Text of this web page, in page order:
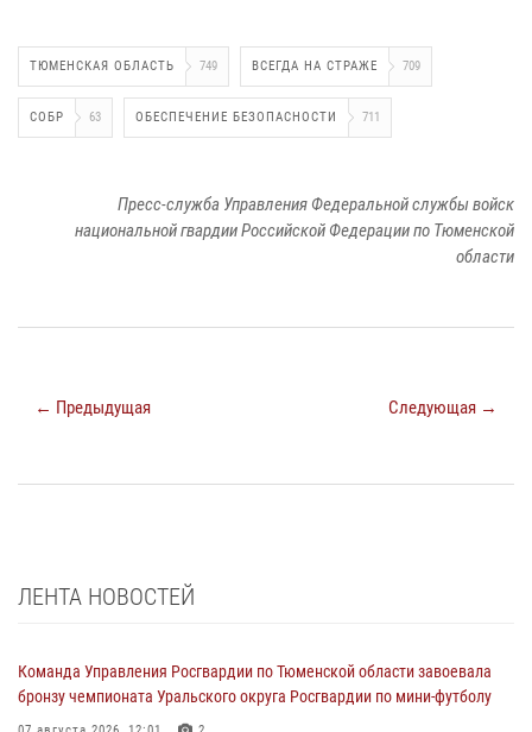
ТЮМЕНСКАЯ ОБЛАСТЬ 749 ВСЕГДА НА СТРАЖЕ 709
СОБР 63 ОБЕСПЕЧЕНИЕ БЕЗОПАСНОСТИ 711
Пресс-служба Управления Федеральной службы войск
национальной гвардии Российской Федерации по Тюменской
области
← Предыдущая Следующая →
ЛЕНТА НОВОСТЕЙ
Команда Управления Росгвардии по Тюменской области завоевала
бронзу чемпионата Уральского округа Росгвардии по мини-футболу